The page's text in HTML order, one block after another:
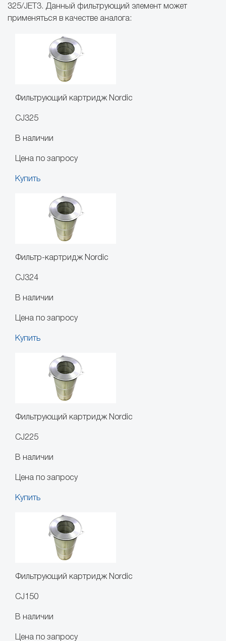
325/JET3. Данный фильтрующий элемент может
применяться в качестве аналога:
Фильтрующий картридж Nordic
CJ325
В наличии
Цена по запросу
Купить
Фильтр-картридж Nordic
CJ324
В наличии
Цена по запросу
Купить
Фильтрующий картридж Nordic
CJ225
В наличии
Цена по запросу
Купить
Фильтрующий картридж Nordic
CJ150
В наличии
Цена по запросу